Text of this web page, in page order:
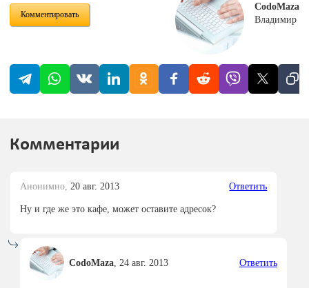
Комментировать
CodoMaza
Владимир
Комментарии
Анонимно, 20 авг. 2013 Ответить
Ну и где же это кафе, может оставите адресок?
CodoMaza 24 авг. 2013 Ответить